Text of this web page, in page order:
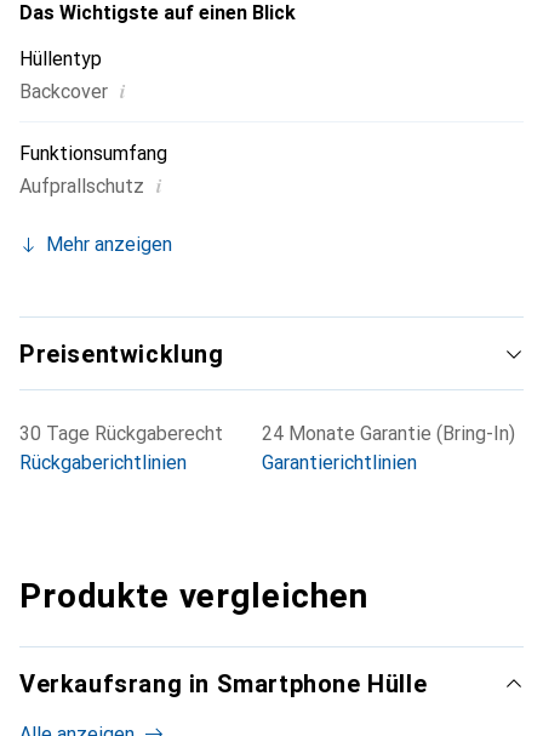
Das Wichtigste auf einen Blick
Hüllentyp
Backcover i
Funktionsumfang
Aufprallschutz i
Mehr anzeigen
Preisentwicklung
30 Tage Rückgaberecht
Rückgaberichtlinien
24 Monate Garantie (Bring-In)
Garantierichtlinien
Produkte vergleichen
Verkaufsrang in Smartphone Hülle